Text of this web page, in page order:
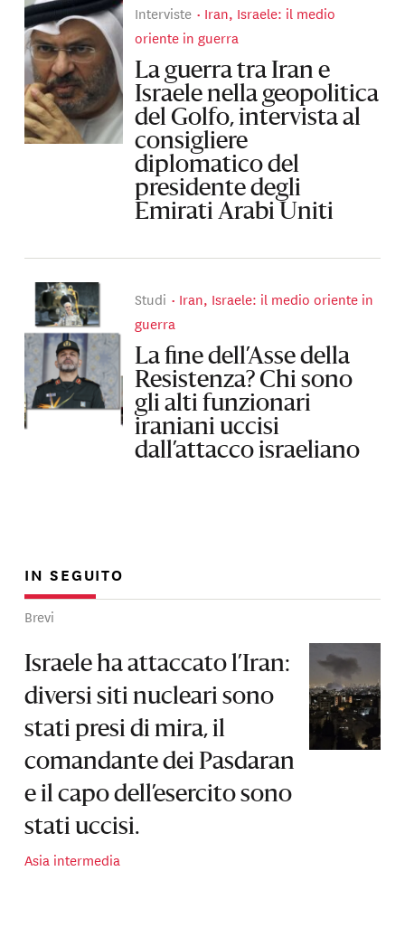
Interviste
Iran, Israele: il medio
oriente in guerra
La guerra tra Iran e
Israele nella geopolitica
del Golfo, intervista al
consigliere
diplomatico del
presidente degli
Emirati Arabi Uniti
Studi
Iran, Israele: il medio oriente in
guerra
La fine dell’Asse della
Resistenza? Chi sono
gli alti funzionari
iraniani uccisi
dall’attacco israeliano
IN SEGUITO
Brevi
Israele ha attaccato l’Iran:
diversi siti nucleari sono
stati presi di mira, il
comandante dei Pasdaran
e il capo dell’esercito sono
stati uccisi.
Asia intermedia